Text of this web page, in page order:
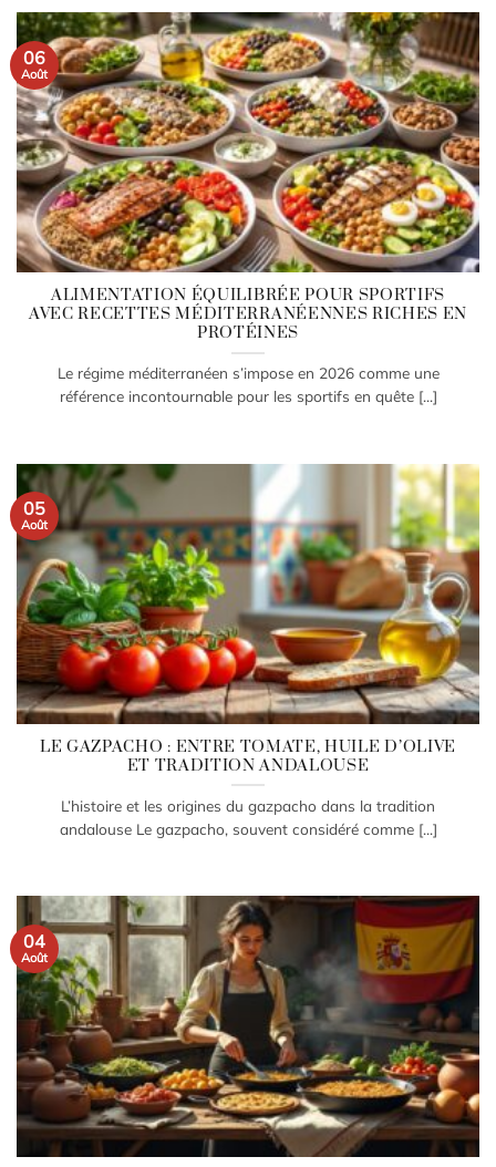
ALIMENTATION ÉQUILIBRÉE POUR SPORTIFS
AVEC RECETTES MÉDITERRANÉENNES RICHES EN
PROTÉINES
Le régime méditerranéen s’impose en 2026 comme une
référence incontournable pour les sportifs en quête [...]
06
Août
LE GAZPACHO : ENTRE TOMATE, HUILE D’OLIVE
ET TRADITION ANDALOUSE
L’histoire et les origines du gazpacho dans la tradition
andalouse Le gazpacho, souvent considéré comme [...]
05
Août
04
Août